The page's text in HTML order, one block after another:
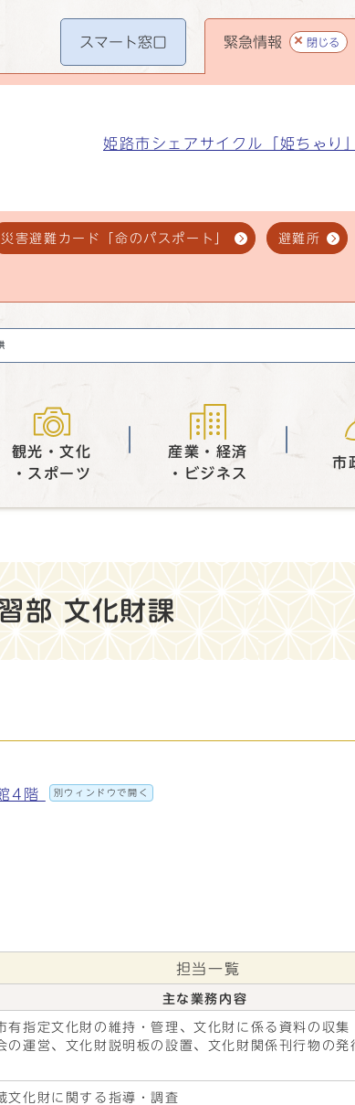
スマート窓口 緊急情報 閉じる
姫路市シェアサイクル「姫ちゃり
災害避難カード「命のパスポート」 避難所
観光・文化
・スポーツ
産業・経済
・ビジネス
市
部 文化財課
4階
別ウィンドウで開く
担当一覧
主な業務内容
指定文化財の維持・管理、文化財に係る資料の収
運営、文化財説明板の設置、文化財関係刊行物の発
文化財に関する指導・調査